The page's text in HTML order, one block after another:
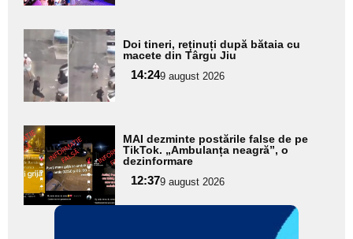
Adaugă
aici textul
pentru
subtitlu
Doi tineri, reținuți după bătaia cu
macete din Târgu Jiu
14:249 august 2026
Adaugă
aici textul
pentru
subtitlu
MAI dezminte postările false de pe
TikTok. „Ambulanța neagră”, o
dezinformare
12:379 august 2026